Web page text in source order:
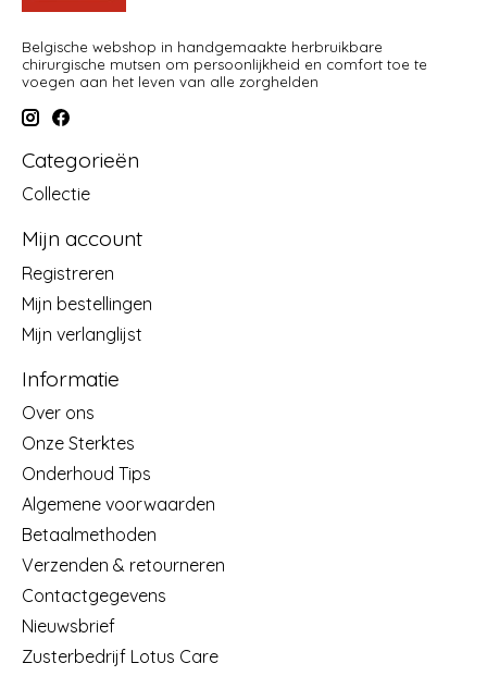
Belgische webshop in handgemaakte herbruikbare
chirurgische mutsen om persoonlijkheid en comfort toe te
voegen aan het leven van alle zorghelden
Categorieën
Collectie
Mijn account
Registreren
Mijn bestellingen
Mijn verlanglijst
Informatie
Over ons
Onze Sterktes
Onderhoud Tips
Algemene voorwaarden
Betaalmethoden
Verzenden & retourneren
Contactgegevens
Nieuwsbrief
Zusterbedrijf Lotus Care